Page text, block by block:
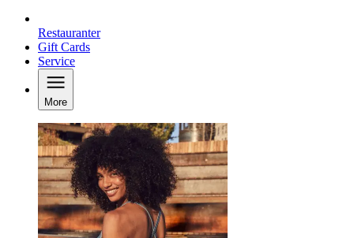
Restauranter
Gift Cards
Service
More